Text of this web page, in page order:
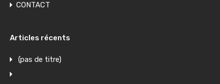
CONTACT
Articles récents
(pas de titre)